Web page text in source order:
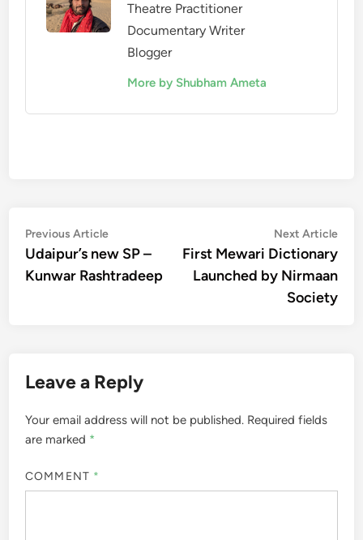
Theatre Practitioner
Documentary Writer
Blogger
More by Shubham Ameta
Post
navigation
Previous ArticlePrevious
article:
Udaipur’s new SP –
Kunwar Rashtradeep
Next Article
First Mewari Dictionary
Launched by Nirmaan
Society
Leave a Reply
Your email address will not be published. Required fields
are marked *
COMMENT *